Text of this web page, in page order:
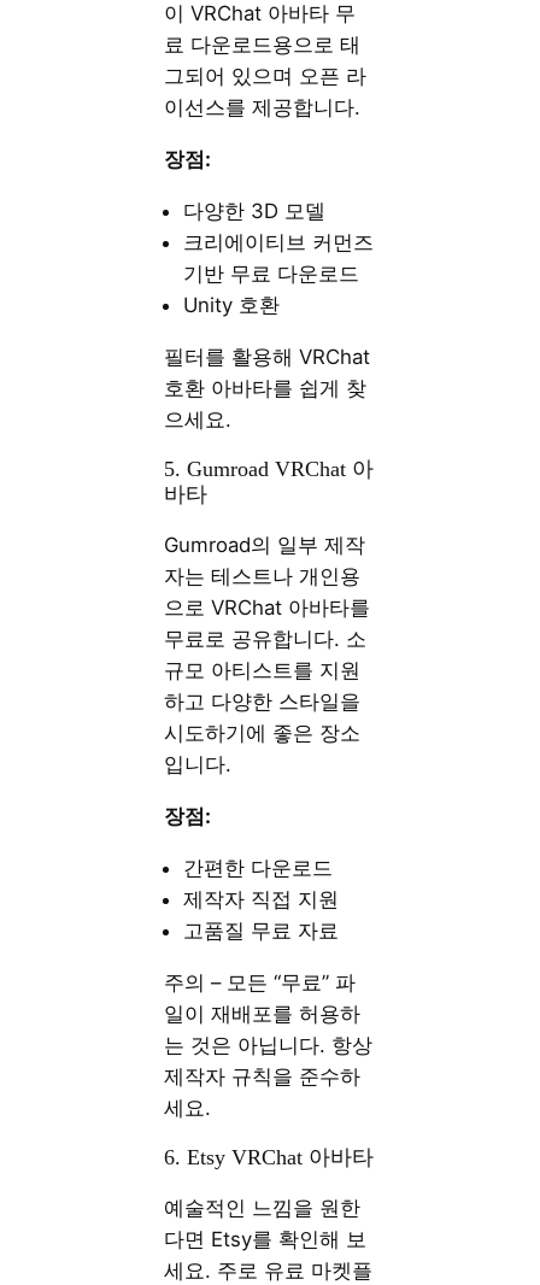
이 VRChat 아바타 무
료 다운로드용으로 태
그되어 있으며 오픈 라
이선스를 제공합니다.
장점:
다양한 3D 모델
크리에이티브 커먼즈
기반 무료 다운로드
Unity 호환
필터를 활용해 VRChat
호환 아바타를 쉽게 찾
으세요.
5. Gumroad VRChat 아
바타
Gumroad의 일부 제작
자는 테스트나 개인용
으로 VRChat 아바타를
무료로 공유합니다. 소
규모 아티스트를 지원
하고 다양한 스타일을
시도하기에 좋은 장소
입니다.
장점:
간편한 다운로드
제작자 직접 지원
고품질 무료 자료
주의 – 모든 “무료” 파
일이 재배포를 허용하
는 것은 아닙니다. 항상
제작자 규칙을 준수하
세요.
6. Etsy VRChat 아바타
예술적인 느낌을 원한
다면 Etsy를 확인해 보
세요. 주로 유료 마켓플